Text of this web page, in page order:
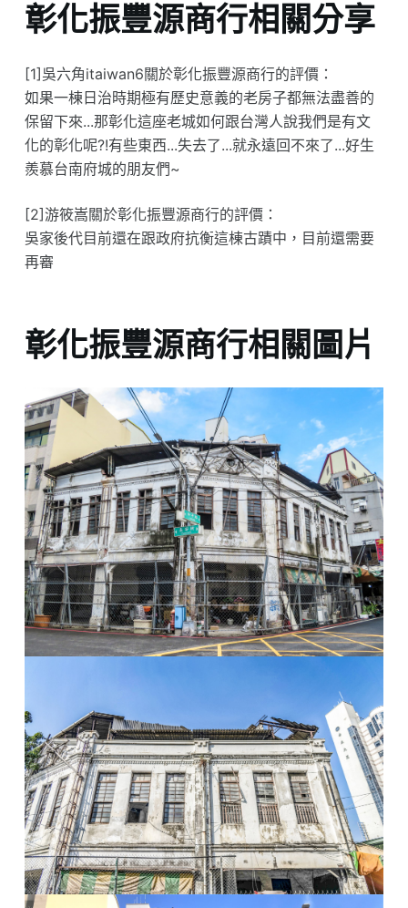
彰化振豐源商行相關分享
[1]吳六角itaiwan6關於彰化振豐源商行的評價：
如果一棟日治時期極有歷史意義的老房子都無法盡善的
保留下來...那彰化這座老城如何跟台灣人說我們是有文
化的彰化呢?!有些東西...失去了...就永遠回不來了...好生
羨慕台南府城的朋友們~
[2]游筱嵩關於彰化振豐源商行的評價：
吳家後代目前還在跟政府抗衡這棟古蹟中，目前還需要
再審
彰化振豐源商行相關圖片